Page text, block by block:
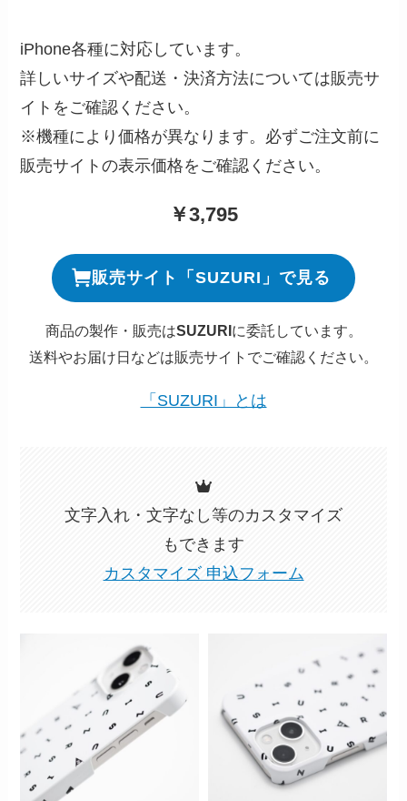
iPhone各種に対応しています。
詳しいサイズや配送・決済方法については販売サ
イトをご確認ください。
※機種により価格が異なります。必ずご注文前に
販売サイトの表示価格をご確認ください。
￥3,795
販売サイト「SUZURI」で見る
商品の製作・販売はSUZURI に委託しています。
送料やお届け日などは販売サイトでご確認ください。
「SUZURI」とは
文字入れ・文字なし等のカスタマイズ
もできます
カスタマイズ 申込フォーム